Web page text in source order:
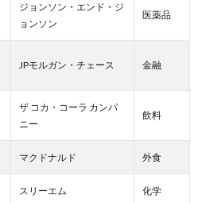
ジョンソン・エンド・ジ
ョンソン
医薬品
JPモルガン・チェース 金融
ザ コカ・コーラ カンパ
ニー
飲料
マクドナルド 外食
スリーエム 化学